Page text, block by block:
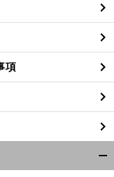
前
る
項